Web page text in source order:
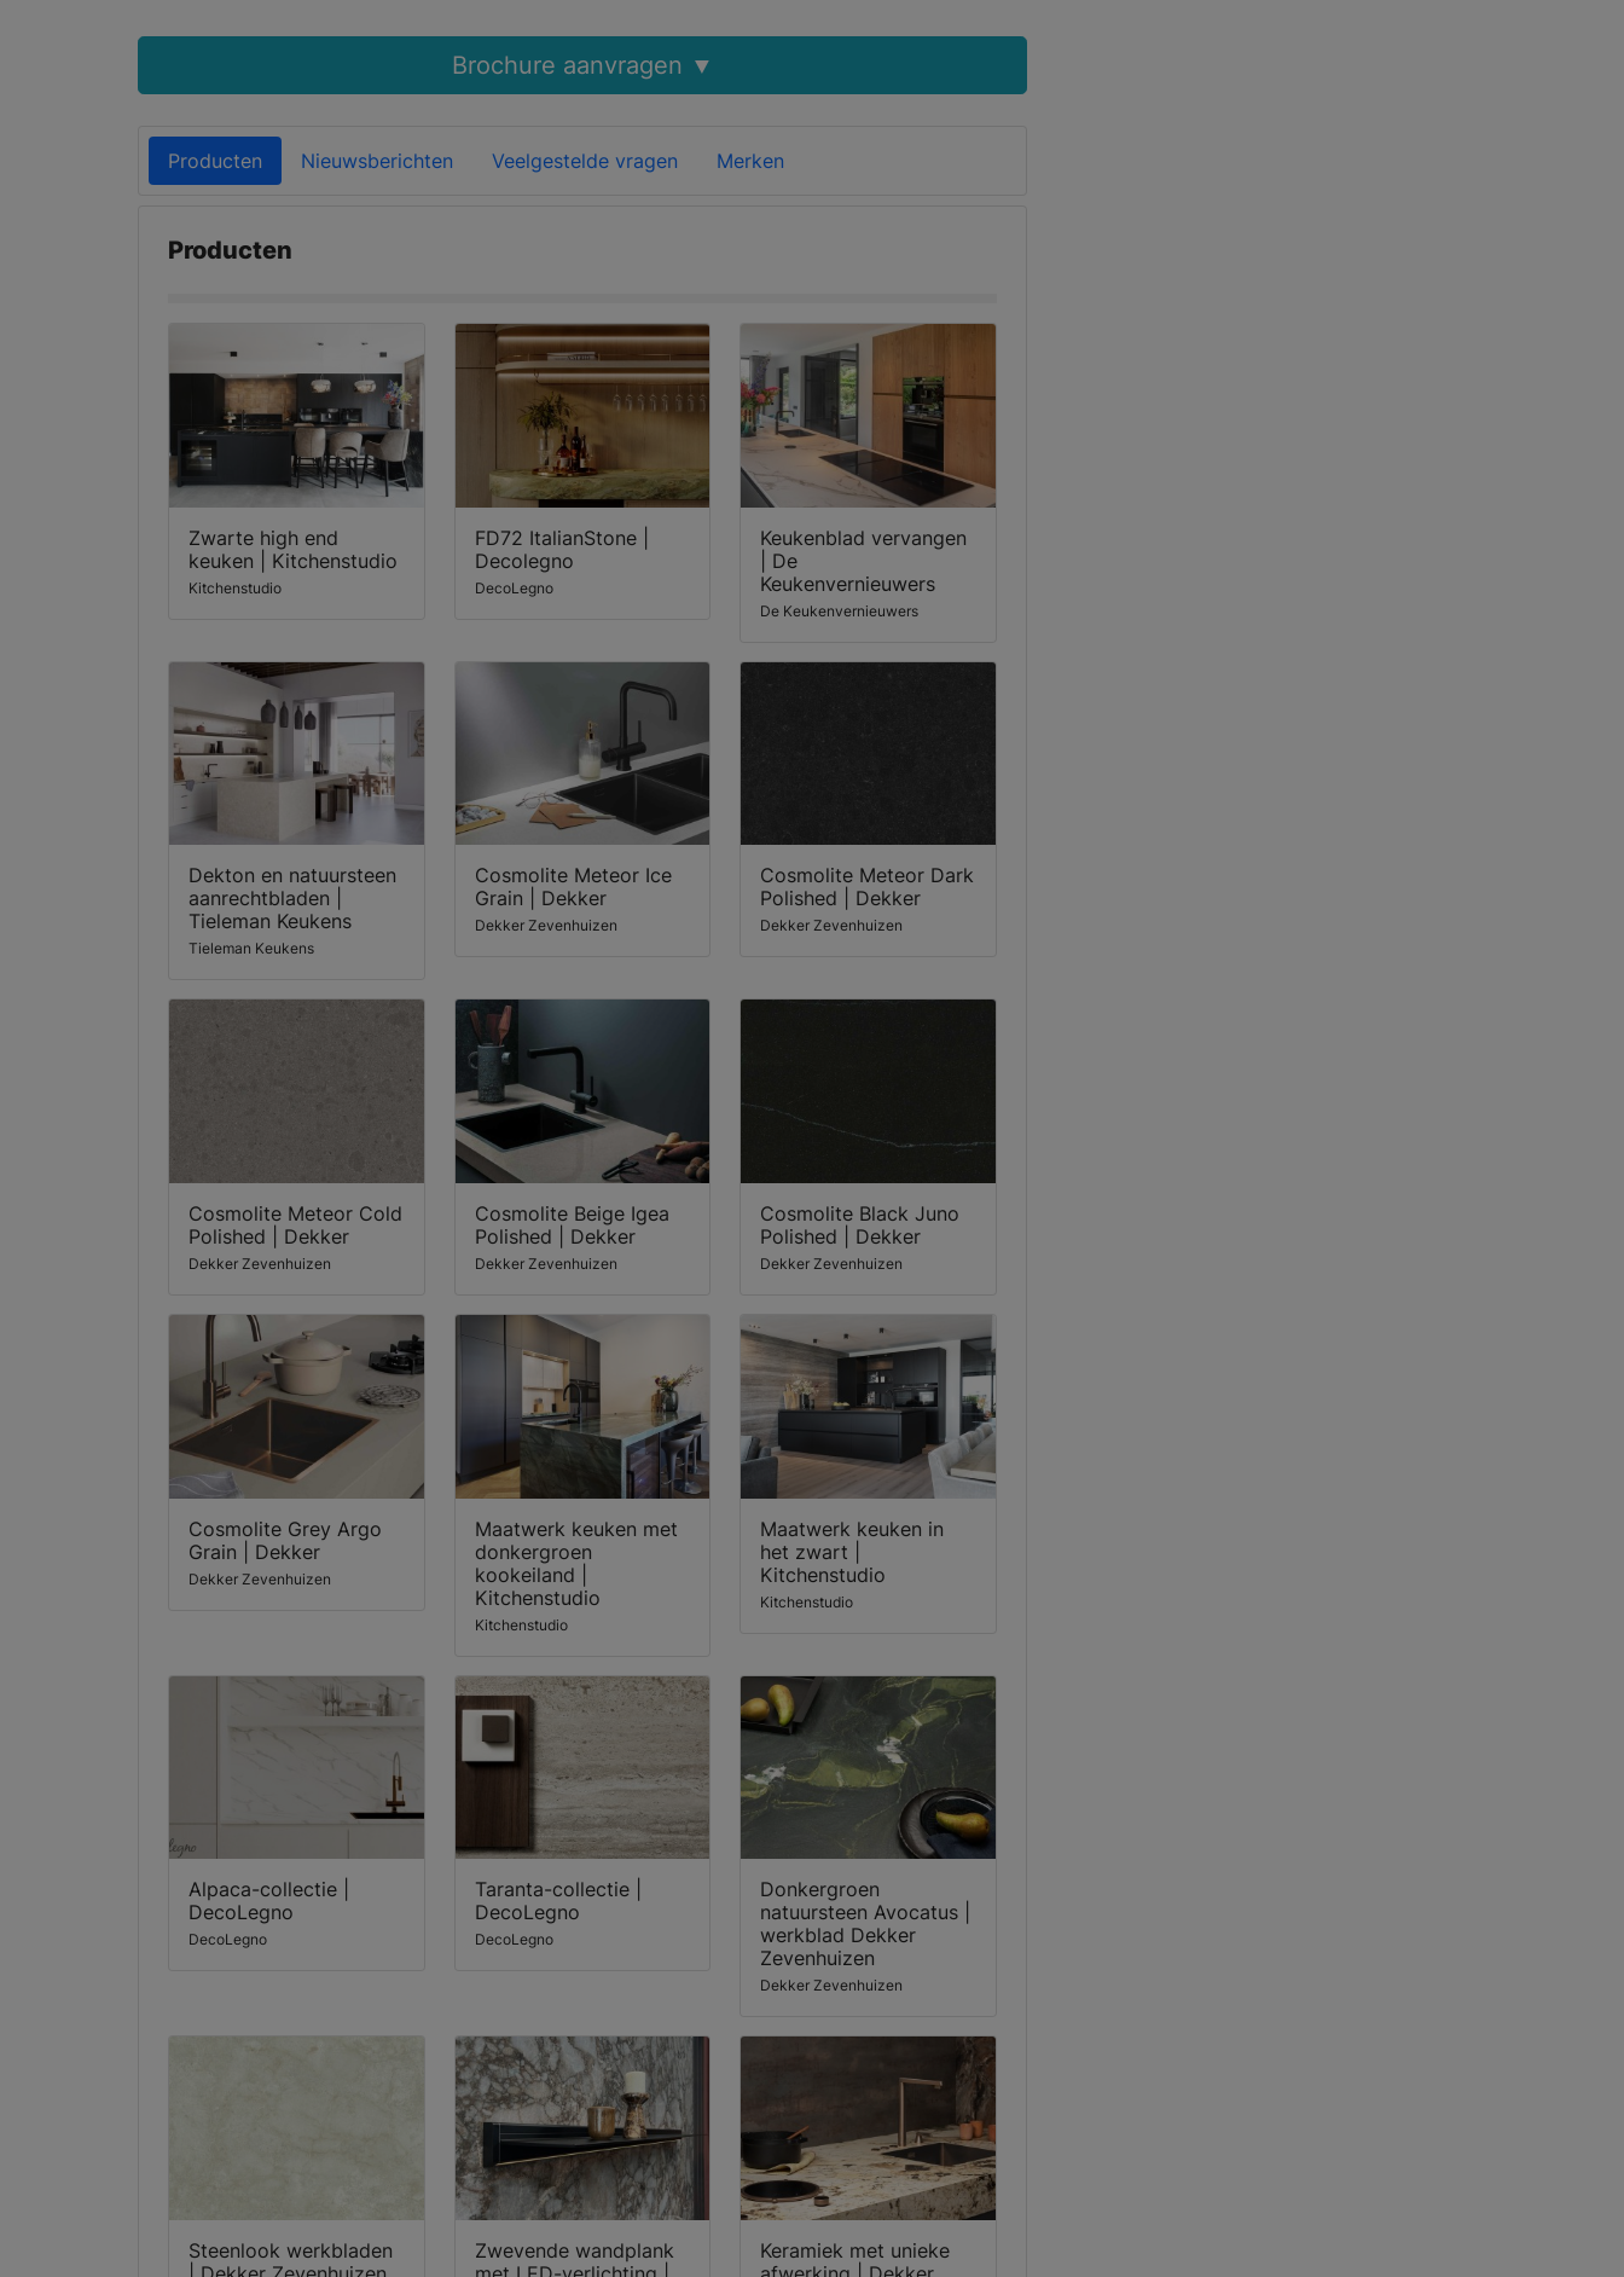
Brochure aanvragen ▼
Producten Nieuwsberichten Veelgestelde vragen Merken
Producten
Zwarte high end
keuken | Kitchenstudio
Kitchenstudio
FD72 ItalianStone |
Decolegno
DecoLegno
Keukenblad vervangen
| De
Keukenvernieuwers
De Keukenvernieuwers
Dekton en natuursteen
aanrechtbladen |
Tieleman Keukens
Tieleman Keukens
Cosmolite Meteor Ice
Grain | Dekker
Dekker Zevenhuizen
Cosmolite Meteor Dark
Polished | Dekker
Dekker Zevenhuizen
Cosmolite Meteor Cold
Polished | Dekker
Dekker Zevenhuizen
Cosmolite Beige Igea
Polished | Dekker
Dekker Zevenhuizen
Cosmolite Black Juno
Polished | Dekker
Dekker Zevenhuizen
Cosmolite Grey Argo
Grain | Dekker
Dekker Zevenhuizen
Maatwerk keuken met
donkergroen
kookeiland |
Kitchenstudio
Kitchenstudio
Maatwerk keuken in
het zwart |
Kitchenstudio
Kitchenstudio
Alpaca-collectie |
DecoLegno
DecoLegno
Taranta-collectie |
DecoLegno
DecoLegno
Donkergroen
natuursteen Avocatus |
werkblad Dekker
Zevenhuizen
Dekker Zevenhuizen
Steenlook werkbladen
Zwevende wandplank
Keramiek met unieke